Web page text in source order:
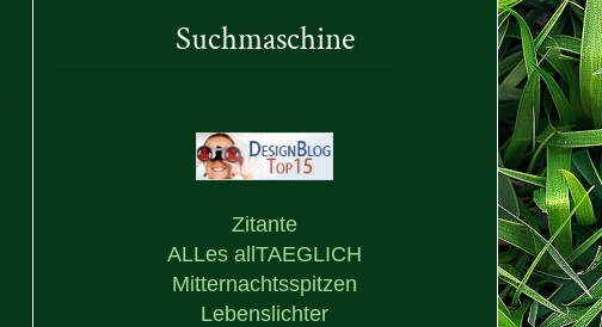
Suchmaschine
Zitante
ALLes allTAEGLICH
Mitternachtsspitzen
Lebenslichter